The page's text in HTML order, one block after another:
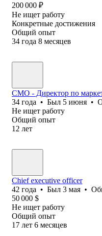
200 000 ₽
Не ищет работу
Конкретные достижения
Общий опыт
34 года 8 месяцев
CMO - Директор по
34 года • Был 5 июня •
Не ищет работу
Общий опыт
12 лет
Chief executive officer
42 года • Был 3 мая •
50 000 $
Не ищет работу
Общий опыт
17 лет 6 месяцев